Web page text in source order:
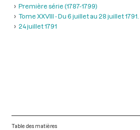
Première série (1787-1799)
Tome XXVIII - Du 6 juillet au 28 juillet 1791.
24 juillet 1791
Table des matières